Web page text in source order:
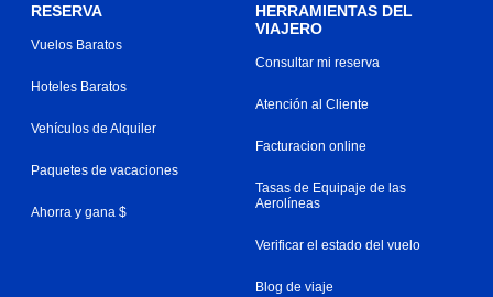
RESERVA
Vuelos Baratos
Hoteles Baratos
Vehículos de Alquiler
Paquetes de vacaciones
Ahorra y gana $
HERRAMIENTAS DEL
VIAJERO
Consultar mi reserva
Atención al Cliente
Facturacion online
Tasas de Equipaje de las
Aerolíneas
Verificar el estado del vuelo
Blog de viaje